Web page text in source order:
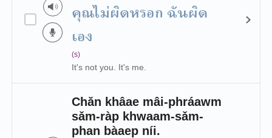
คุณไม่ผิดหรอก ฉันผิด
เอง
(s)
It's not you. It's me.
Chǎn khâae mâi-phráawm
sǎm-ràp khwaam-sǎm-
phan bàaep níi.